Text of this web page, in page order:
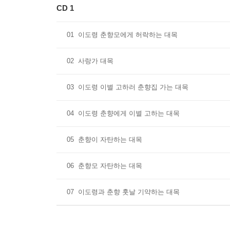
CD 1
01 이도령 춘향모에게 허락하는 대목
02 사랑가 대목
03 이도령 이별 고하러 춘향집 가는 대목
04 이도령 춘향에게 이별 고하는 대목
05 춘향이 자탄하는 대목
06 춘향모 자탄하는 대목
07 이도령과 춘향 훗날 기약하는 대목